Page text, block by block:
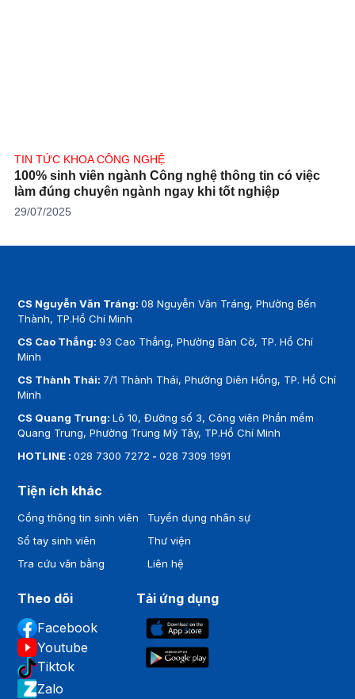
TIN TỨC KHOA CÔNG NGHỆ
100% sinh viên ngành Công nghệ thông tin có việc
làm đúng chuyên ngành ngay khi tốt nghiệp
29/07/2025
CS Nguyễn Văn Tráng:08 Nguyễn Văn Tráng, Phường Bến
Thành, TP.Hồ Chí Minh
CS Cao Thắng:93 Cao Thắng, Phường Bàn Cờ, TP. Hồ Chí
Minh
CS Thành Thái: 7/1 Thành Thái, Phường Diên Hồng, TP. Hồ Chí
Minh
CS Quang Trung:Lô 10, Đường số 3, Công viên Phần mềm
Quang Trung, Phường Trung Mỹ Tây, TP.Hồ Chí Minh
HOTLINE :028 7300 7272 -028 7309 1991
Tiện ích khác
Cổng thông tin sinh viên
Sổ tay sinh viên
Tra cứu văn bằng
Tuyển dụng nhân sự
Thư viện
Liên hệ
Theo dõi
Facebook
Youtube
Tiktok
Zalo
Tải ứng dụng